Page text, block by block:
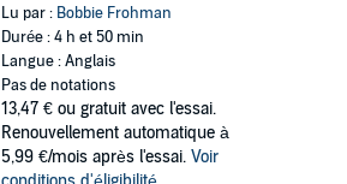
Lu par : Bobbie Frohman
Durée : 4 h et 50 min
Langue : Anglais
Pas de notations
13,47 € ou gratuit avec l'essai.
Renouvellement automatique à
5,99 €/mois après l'essai. Voir